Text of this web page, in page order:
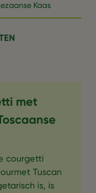
Kaas
met
courgetti
Tuscan
is, is